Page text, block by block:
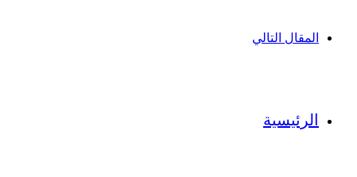
المقال التالي
الرئيسية